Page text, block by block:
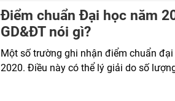
Điểm chuẩn Đại học năm
GD&ĐT nói gì?
Một số trường ghi nhận điểm chuẩn
2020. Điều này có thể lý giải do số